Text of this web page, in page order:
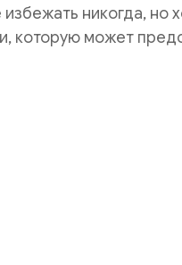
никогда, но
которую может